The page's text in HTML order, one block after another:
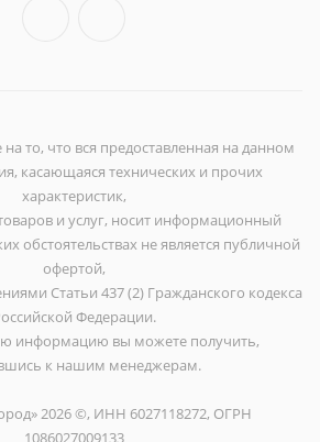
то, что вся предоставленная на данном
касающаяся технических и прочих
характеристик,
и услуг, носит информационный
обстоятельствах не является публичной
офертой,
Статьи 437 (2) Гражданского кодекса
Федерации.
информацию вы можете получить,
к нашим менеджерам.
2026 ©, ИНН 6027118272, ОГРН
1086027009133